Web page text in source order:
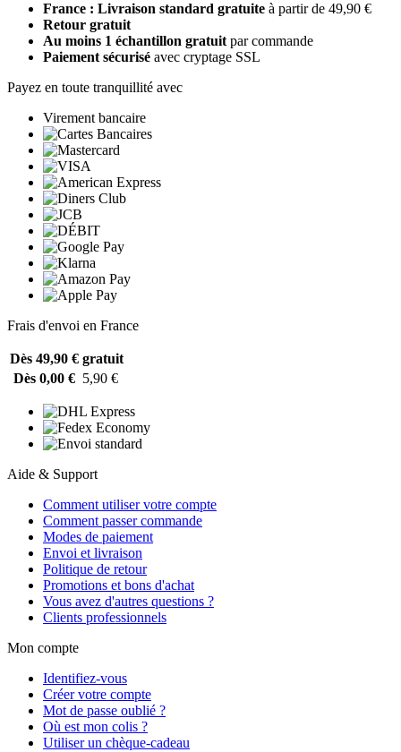
France : Livraison standard gratuite à partir de 49,90 €
Retour gratuit
Au moins 1 échantillon gratuit par commande
Paiement sécurisé avec cryptage SSL
Payez en toute tranquillité avec
Virement bancaire
Frais d'envoi en France
Dès 49,90 € gratuit
Dès 0,00 € 5,90 €
Aide & Support
Comment utiliser votre compte
Comment passer commande
Modes de paiement
Envoi et livraison
Politique de retour
Promotions et bons d'achat
Vous avez d'autres questions ?
Clients professionnels
Mon compte
Identifiez-vous
Créer votre compte
Mot de passe oublié ?
Où est mon colis ?
Utiliser un chèque-cadeau